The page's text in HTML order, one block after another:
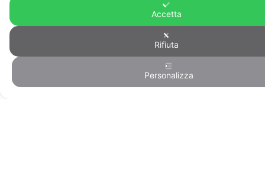
Accetta
Rifiuta
Personalizza